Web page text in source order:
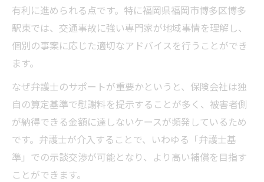
有利に進められる点です。特に福岡県福岡市博多区博多
駅東では、交通事故に強い専門家が地域事情を理解し、
個別の事案に応じた適切なアドバイスを行うことができ
ます。
なぜ弁護士のサポートが重要かというと、保険会社は独
自の算定基準で慰謝料を提示することが多く、被害者側
が納得できる金額に達しないケースが頻発しているため
です。弁護士が介入することで、いわゆる「弁護士基
準」での示談交渉が可能となり、より高い補償を目指す
ことができます。